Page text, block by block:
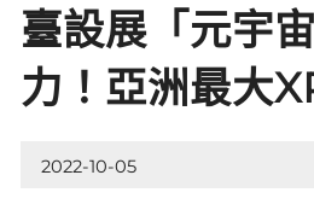
臺設展「元宇
力！亞洲最大
2022-10-05